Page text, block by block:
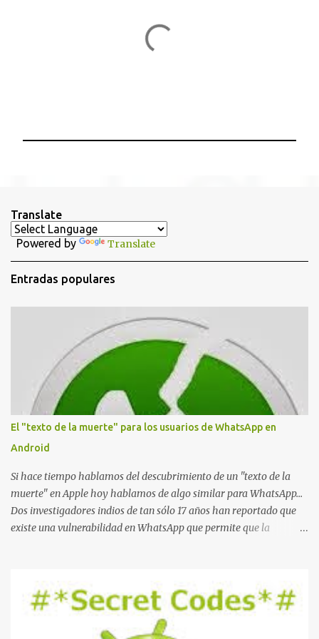
i
c
a
r
u
n
Translate
Powered by Translate
Entradas populares
El "texto de la muerte" para los usuarios de WhatsApp en
Android
Si hace tiempo hablamos del descubrimiento de un "texto de la
muerte" en Apple hoy hablamos de algo similar para WhatsApp...
Dos investigadores indios de tan sólo 17 años han reportado que
existe una vulnerabilidad en WhatsApp que permite que la
La vulnerabilidad ha sido probada y funciona correctamente en la
mayoría de las versiones de Android y de WhatsApp incluyendo la
2.11.431 y 2.11.432. Sin embargo todavía no se ha probado en iOS y
Windows no parece ser vulnerable. Esto podría provocar que se